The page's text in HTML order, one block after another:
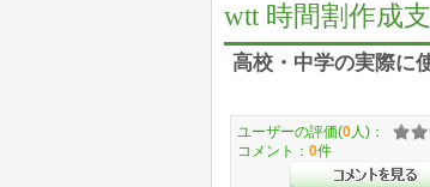
wtt 時間割作成
高校・中学の実際に
ユーザーの評価(0 人)：
コメント： 0件